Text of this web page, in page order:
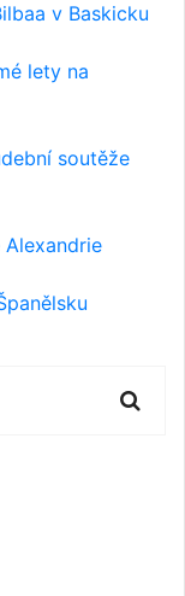
v Baskicku
lety na
soutěže